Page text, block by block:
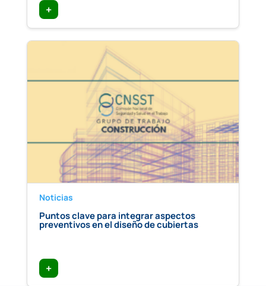
+
Noticias
Puntos clave para integrar aspectos
preventivos en el diseño de cubiertas
+